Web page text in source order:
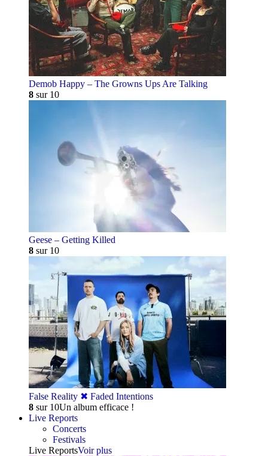
Demob Happy – The Growns Ups Are Talking
8 sur 10
Geese – Getting Killed
8 sur 10
False Reality ✖︎ Faded Intentions
8 sur 10Un album efficace !
Live Reports
Concerts
Festivals
Live ReportsVoir plus